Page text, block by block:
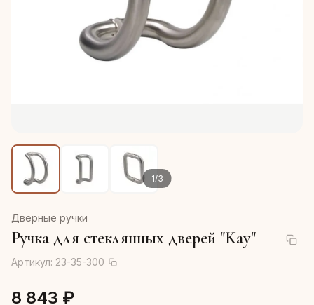
1/3
Дверные ручки
Ручка для стеклянных дверей "Kay"
Артикул: 23-35-300
8 843 ₽